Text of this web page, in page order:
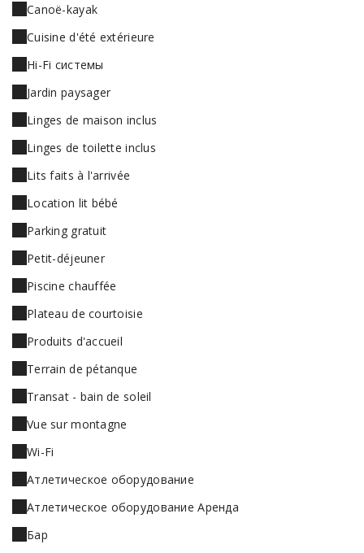
Canoë-kayak
Cuisine d'été extérieure
Hi-Fi системы
Jardin paysager
Linges de maison inclus
Linges de toilette inclus
Lits faits à l'arrivée
Location lit bébé
Parking gratuit
Petit-déjeuner
Piscine chauffée
Plateau de courtoisie
Produits d'accueil
Terrain de pétanque
Transat - bain de soleil
Vue sur montagne
Wi-Fi
Атлетическое оборудование
Атлетическое оборудование Аренда
Бар